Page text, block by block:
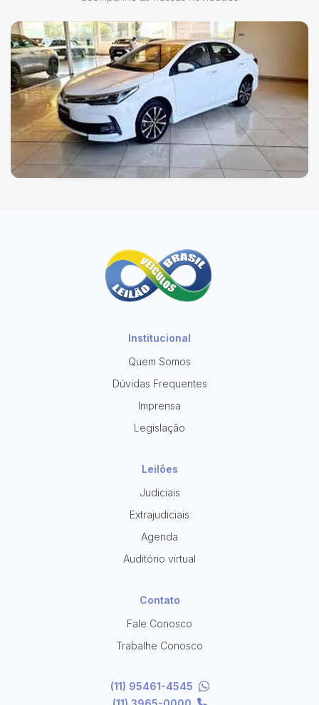
Institucional
Quem Somos
Dúvidas Frequentes
Imprensa
Legislação
Leilões
Judiciais
Extrajudiciais
Agenda
Auditório virtual
Contato
Fale Conosco
Trabalhe Conosco
(11) 95461-4545